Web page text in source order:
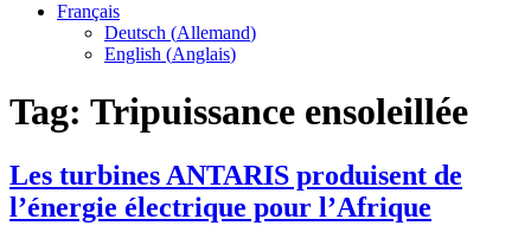
Français
Deutsch (Allemand)
English (Anglais)
Tag: Tripuissance ensoleillée
Les turbines ANTARIS produisent de
l’énergie électrique pour l’Afrique